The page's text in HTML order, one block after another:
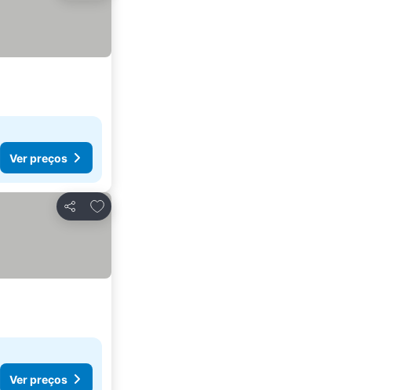
Ver preços
Partilhar
Adicionar aos favoritos
Ver preços